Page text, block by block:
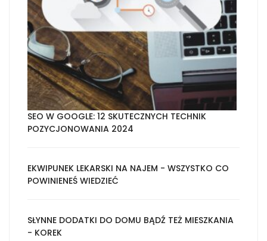
SEO W GOOGLE: 12 SKUTECZNYCH TECHNIK
POZYCJONOWANIA 2024
EKWIPUNEK LEKARSKI NA NAJEM - WSZYSTKO CO
POWINIENEŚ WIEDZIEĆ
SŁYNNE DODATKI DO DOMU BĄDŹ TEŻ MIESZKANIA
- KOREK